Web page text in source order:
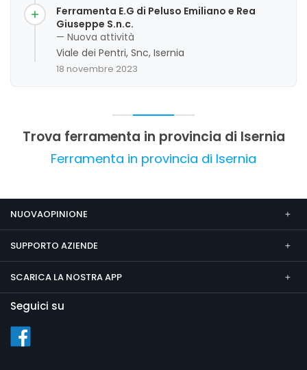
personale. La clientela sottolinea spesso la
professionalità e la capacità di offrire consigli
utili, contribuendo a creare un'esperienza
positiva. Sebbene alcuni commenti menzionino
prezzi leggermente più elevati, nel complesso il
giudizio complessivo è molto favorevole, con un
Ferramenta E.G di Peluso Emiliano e Rea
Giuseppe S.n.c.
— Nuova attività
Viale dei Pentri, Snc, Isernia
18 novembre 2023
Trova ferramenta in provincia di Isernia
Ferramenta in provincia di Isernia
NUOVAOPINIONE
SUPPORTO AZIENDE
SCARICA LA NOSTRA APP
Seguici su